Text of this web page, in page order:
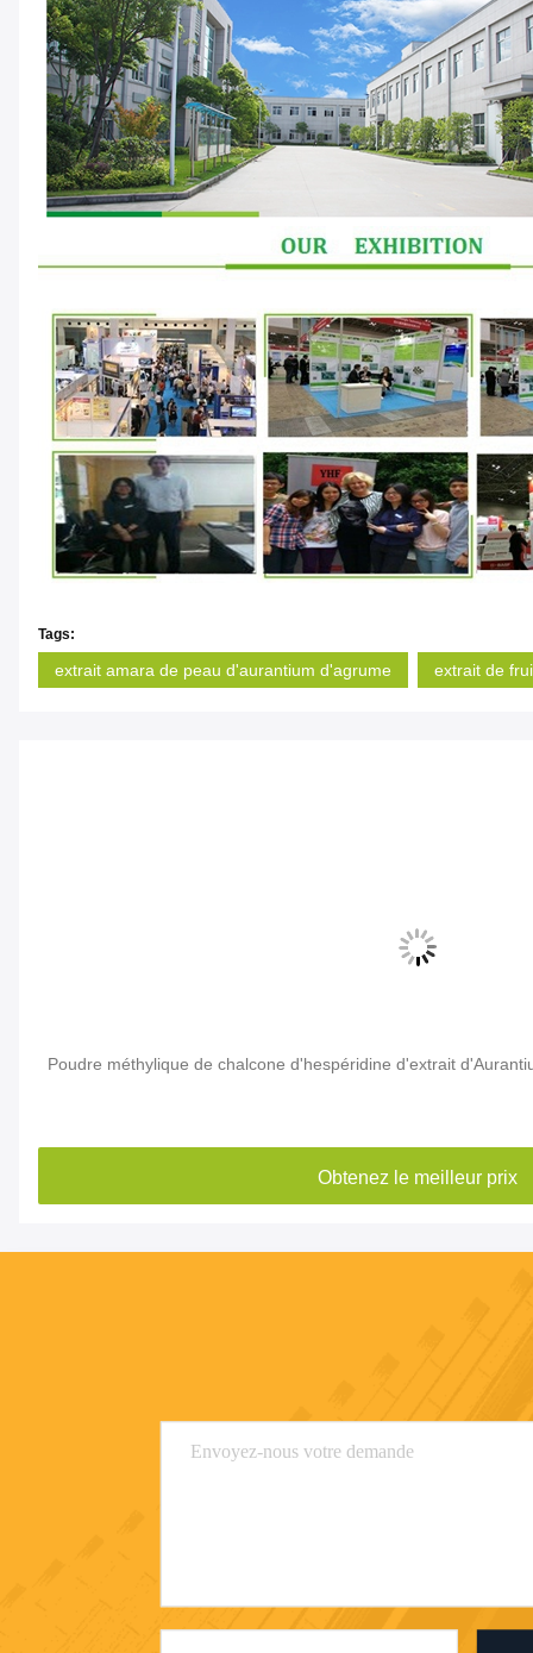
Tags:
extrait amara de peau d'aurantium d'agrume extrait de
Poudre méthylique de chalcone d'hespéridine d'extrait
Obtenez le meilleur prix